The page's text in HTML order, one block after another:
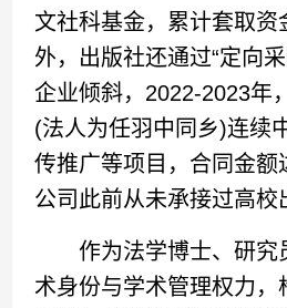
文社科基金，累计套取资
外，出版社还通过“定向
企业倾斜，2022-2023年
(法人为任羽中同乡)连续
传推广等项目，合同金额
公司此前从未承接过高校
作为法学博士、研究
术身份与学术管理权力，